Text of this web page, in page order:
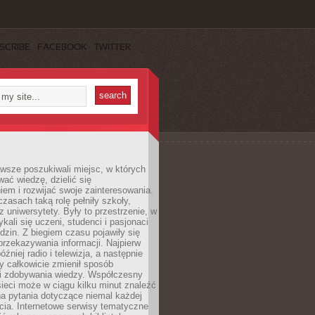
FACEBOOK TWITTER
poszukiwali miejsc, w których
wiedzę, dzielić się
i rozwijać swoje zainteresowania.
taką rolę pełniły szkoły,
uniwersytety. Były to przestrzenie, w
się uczeni, studenci i pasjonaci
Z biegiem czasu pojawiły się
informacji. Najpierw
radio i telewizja, a następnie
całkowicie zmienił sposób
zdobywania wiedzy. Współczesny
może w ciągu kilku minut znaleźć
pytania dotyczące niemal każdej
Internetowe serwisy tematyczne